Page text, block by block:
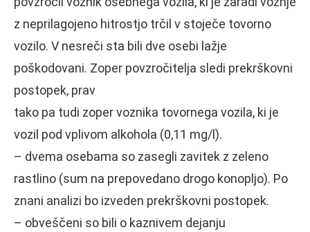
z neprilagojeno hitrostjo trčil v stoječe tovorno
vozilo. V nesreči sta bili dve osebi lažje
poškodovani. Zoper povzročitelja sledi prekrškovni
postopek, prav
tako pa tudi zoper voznika tovornega vozila, ki je
vozil pod vplivom alkohola (0,11 mg/l).
– dvema osebama so zasegli zavitek z zeleno
rastlino (sum na prepovedano drogo konopljo). Po
znani analizi bo izveden prekrškovni postopek.
– obveščeni so bili o kaznivem dejanju